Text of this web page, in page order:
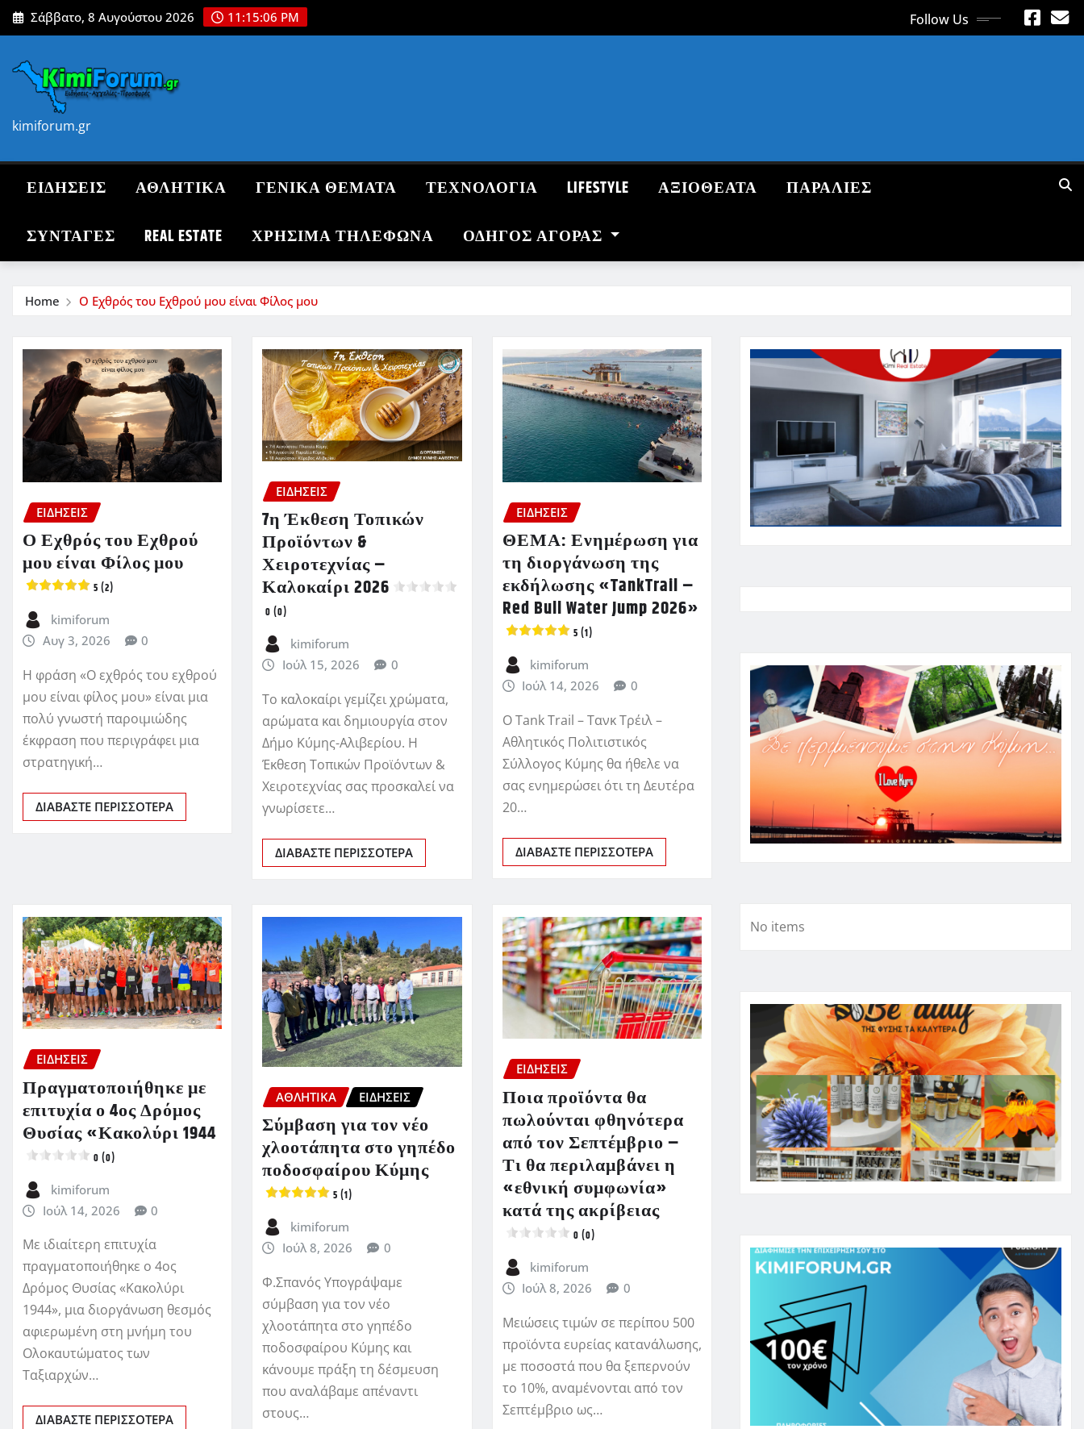
Skip
to
Σάββατο, 8 Αυγούστου 2026 11:15:07 PM Follow Us
kimiforum.gr
ΕΙΔΗΣΕΙΣ ΑΘΛΗΤΙΚΑ ΓΕΝΙΚΑ ΘΕΜΑΤΑ ΤΕΧΝΟΛΟΓΙΑ LIFESTYLE ΑΞΙΟΘΕΑΤΑ ΠΑΡΑΛΙΕΣ
ΣΥΝΤΑΓΈΣ REAL ESTATE ΧΡΗΣΙΜΑ ΤΗΛΕΦΩΝΑ ΟΔΗΓΌΣ ΑΓΟΡΆΣ
Home Ο Εχθρός του Εχθρού μου είναι Φίλος μου
ΕΙΔΗΣΕΙΣ
Ο Εχθρός του Εχθρού
μου είναι Φίλος μου
5 (2)
kimiforum
Αυγ 3, 2026
0
Η φράση «Ο εχθρός του εχθρού
μου είναι φίλος μου» είναι μια
πολύ γνωστή παροιμιώδης
έκφραση που περιγράφει μια
στρατηγική…
ΔΙΑΒΆΣΤΕ ΠΕΡΙΣΣΌΤΕΡΑ
ΕΙΔΗΣΕΙΣ
7η Έκθεση Τοπικών
Προϊόντων &
Χειροτεχνίας –
Καλοκαίρι 2026
0 (0)
kimiforum
Ιούλ 15, 2026
0
Το καλοκαίρι γεμίζει χρώματα,
αρώματα και δημιουργία στον
Δήμο Κύμης-Αλιβερίου. Η
Έκθεση Τοπικών Προϊόντων &
Χειροτεχνίας σας προσκαλεί να
γνωρίσετε…
ΔΙΑΒΆΣΤΕ ΠΕΡΙΣΣΌΤΕΡΑ
ΕΙΔΗΣΕΙΣ
ΘΕΜΑ: Ενημέρωση για
τη διοργάνωση της
εκδήλωσης «TankTrail –
Red Bull Water Jump 2026»
5 (1)
kimiforum
Ιούλ 14, 2026
0
Ο Tank Trail – Τανκ Τρέιλ –
Αθλητικός Πολιτιστικός
Σύλλογος Κύμης θα ήθελε να
σας ενημερώσει ότι τη Δευτέρα
20…
ΔΙΑΒΆΣΤΕ ΠΕΡΙΣΣΌΤΕΡΑ
ΕΙΔΗΣΕΙΣ
Πραγματοποιήθηκε με
επιτυχία ο 4ος Δρόμος
Θυσίας «Κακολύρι 1944
0 (0)
kimiforum
Ιούλ 14, 2026
0
Με ιδιαίτερη επιτυχία
πραγματοποιήθηκε ο 4ος
Δρόμος Θυσίας «Κακολύρι
1944», μια διοργάνωση θεσμός
αφιερωμένη στη μνήμη του
Ολοκαυτώματος των
Ταξιαρχών…
ΔΙΑΒΆΣΤΕ ΠΕΡΙΣΣΌΤΕΡΑ
ΑΘΛΗΤΙΚΑ ΕΙΔΗΣΕΙΣ
Σύμβαση για τον νέο
χλοοτάπητα στο γηπέδο
ποδοσφαίρου Κύμης
5 (1)
kimiforum
Ιούλ 8, 2026
0
Φ.Σπανός Υπογράψαμε
σύμβαση για τον νέο
χλοοτάπητα στο γηπέδο
ποδοσφαίρου Κύμης και
κάνουμε πράξη τη δέσμευση
που αναλάβαμε απέναντι
στους…
ΕΙΔΗΣΕΙΣ
Ποια προϊόντα θα
πωλούνται φθηνότερα
από τον Σεπτέμβριο –
Τι θα περιλαμβάνει η
«εθνική συμφωνία»
κατά της ακρίβειας
0 (0)
kimiforum
Ιούλ 8, 2026
0
Μειώσεις τιμών σε περίπου 500
προϊόντα ευρείας κατανάλωσης,
με ποσοστά που θα ξεπερνούν
το 10%, αναμένονται από τον
Σεπτέμβριο ως…